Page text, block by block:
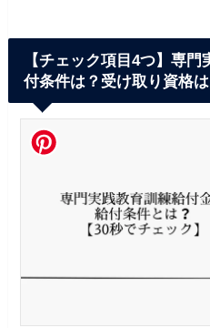
【チェック項目4つ】専
付条件は？受け取り資格は